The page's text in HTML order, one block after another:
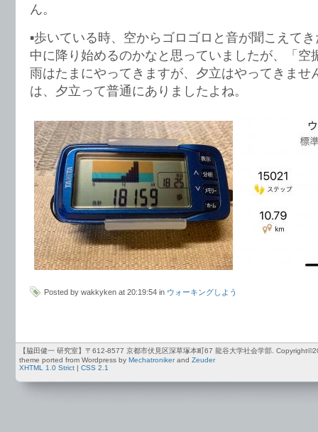
ん。
▪️歩いている時、空からゴロゴロと音が聞こえて
中に降り始めるのかなと思っていましたが、「空
雨はたまにやってきますが、夕立はやってきませ
は、夕立って普通にありましたよね。
Posted by wakkyken at 20:19:54 in ウォーキングしよう
【脇田健一 研究室】〒612-8577 京都市伏見区深草塚本町67 龍谷大学社会学部.
theme ported from Wordpress by Mechatronikerand Zeuder
XHTML 1.0 Strict | CSS 2.1